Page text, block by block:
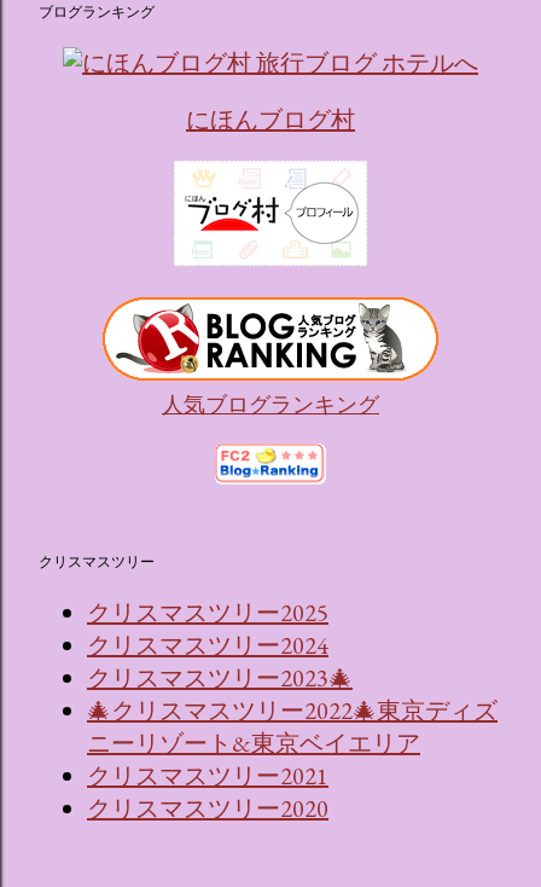
ブログランキング
にほんブログ村
人気ブログランキング
クリスマスツリー
クリスマスツリー2025
クリスマスツリー2024
クリスマスツリー2023🎄
🎄クリスマスツリー2022🎄東京ディズ
ニーリゾート&東京ベイエリア
クリスマスツリー2021
クリスマスツリー2020